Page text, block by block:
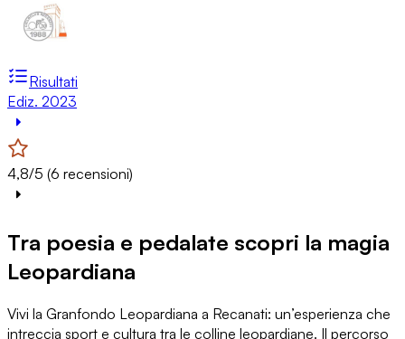
Risultati
Ediz. 2023
4,8/5 (6 recensioni)
Tra poesia e pedalate scopri la magia
Leopardiana
Vivi la Granfondo Leopardiana a Recanati: un’esperienza che
intreccia sport e cultura tra le colline leopardiane. Il percorso